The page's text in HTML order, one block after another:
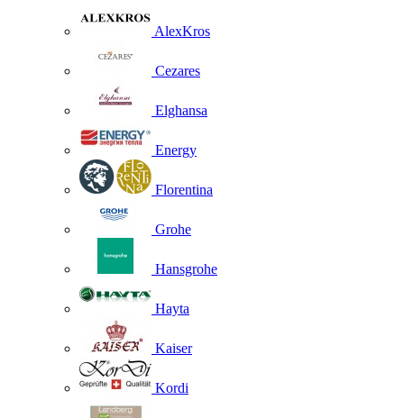
AlexKros
Cezares
Elghansa
Energy
Florentina
Grohe
Hansgrohe
Hayta
Kaiser
Kordi